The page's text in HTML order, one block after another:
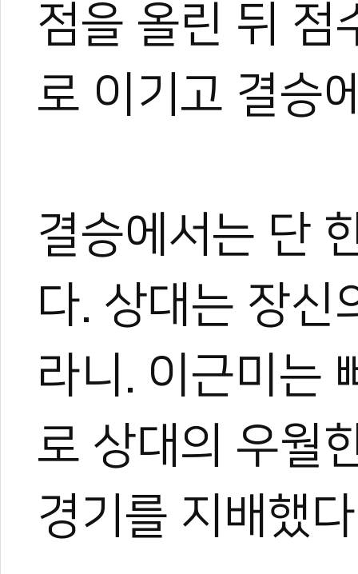
점을 올린 뒤
로 이기고 결승
결승에서는 단
다. 상대는 장신
라니. 이근미는
로 상대의 우월
경기를 지배했